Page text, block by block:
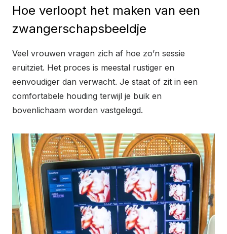
Hoe verloopt het maken van een
zwangerschapsbeeldje
Veel vrouwen vragen zich af hoe zo’n sessie
eruitziet. Het proces is meestal rustiger en
eenvoudiger dan verwacht. Je staat of zit in een
comfortabele houding terwijl je buik en
bovenlichaam worden vastgelegd.